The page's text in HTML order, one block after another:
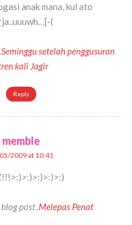
anak mana, kul ato
(
Seminggu setelah penggusuran
kali Jagir
Reply
memble
2009 at 10:41
post..Melepas Penat